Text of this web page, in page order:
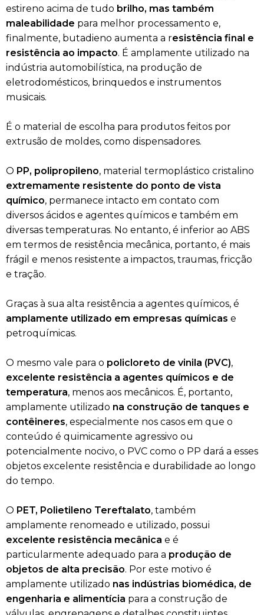
estireno acima de tudo brilho, mas também
maleabilidade para melhor processamento e,
finalmente, butadieno aumenta a resistência final e
resistência ao impacto. É amplamente utilizado na
indústria automobilística, na produção de
eletrodomésticos, brinquedos e instrumentos
musicais.
É o material de escolha para produtos feitos por
extrusão de moldes, como dispensadores.
O PP, polipropileno, material termoplástico cristalino
extremamente resistente do ponto de vista
químico, permanece intacto em contato com
diversos ácidos e agentes químicos e também em
diversas temperaturas. No entanto, é inferior ao ABS
em termos de resistência mecânica, portanto, é mais
frágil e menos resistente a impactos, traumas, fricção
e tração.
Graças à sua alta resistência a agentes químicos, é
amplamente utilizado em empresas químicas e
petroquímicas.
O mesmo vale para o policloreto de vinila (PVC),
excelente resistência a agentes químicos e de
temperatura, menos aos mecânicos. É, portanto,
amplamente utilizado na construção de tanques e
contêineres, especialmente nos casos em que o
conteúdo é quimicamente agressivo ou
potencialmente nocivo, o PVC como o PP dará a esses
objetos excelente resistência e durabilidade ao longo
do tempo.
O PET, Polietileno Tereftalato, também
amplamente renomeado e utilizado, possui
excelente resistência mecânica e é
particularmente adequado para a produção de
objetos de alta precisão. Por este motivo é
amplamente utilizado nas indústrias biomédica, de
engenharia e alimentícia para a construção de